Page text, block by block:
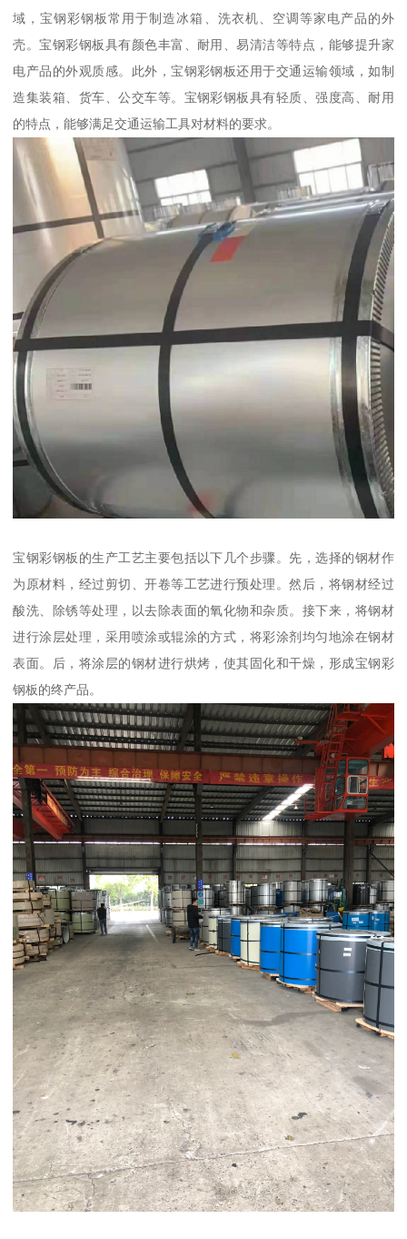
域，宝钢彩钢板常用于制造冰箱、洗衣机、空调等家电产品的外
壳。宝钢彩钢板具有颜色丰富、耐用、易清洁等特点，能够提升家
电产品的外观质感。此外，宝钢彩钢板还用于交通运输领域，如制
造集装箱、货车、公交车等。宝钢彩钢板具有轻质、强度高、耐用
的特点，能够满足交通运输工具对材料的要求。
宝钢彩钢板的生产工艺主要包括以下几个步骤。先，选择的钢材作
为原材料，经过剪切、开卷等工艺进行预处理。然后，将钢材经过
酸洗、除锈等处理，以去除表面的氧化物和杂质。接下来，将钢材
进行涂层处理，采用喷涂或辊涂的方式，将彩涂剂均匀地涂在钢材
表面。后，将涂层的钢材进行烘烤，使其固化和干燥，形成宝钢彩
钢板的终产品。